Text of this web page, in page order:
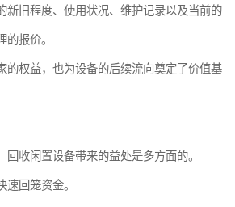
新旧程度、使用状况、维护记录以及当前的
报价。
的权益，也为设备的后续流向奠定了价值基
回收闲置设备带来的益处是多方面的。
回笼资金。